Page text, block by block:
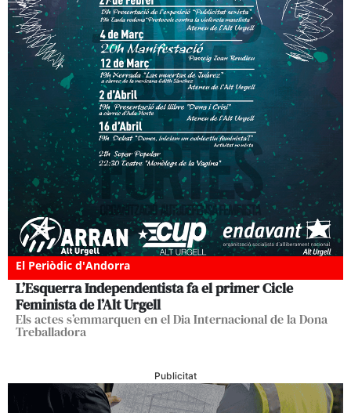
El Periòdic d'Andorra
L’Esquerra Independentista fa el primer Cicle
Feminista de l’Alt Urgell
Els actes s’emmarquen en el Dia Internacional de la Dona
Treballadora
Publicitat